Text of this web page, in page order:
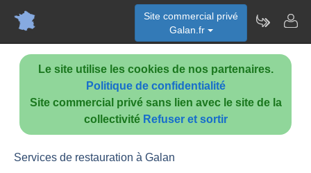
Le site utilise les cookies de nos partenaires.
Politique de confidentialité
Site commercial privé sans lien avec le site de la
collectivité Refuser et sortir
Site commercial privé
Galan.fr
Services de restauration à Galan